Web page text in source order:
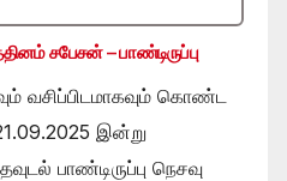
சபேசன் – பாண்டிருப்பு
வசிப்பிடமாகவும் கொண்ட
இன்று
பாண்டிருப்பு நெசவு